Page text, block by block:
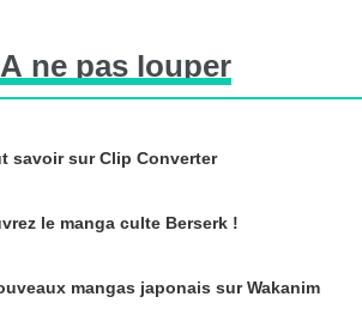
À ne pas louper
savoir sur Clip Converter
le manga culte Berserk !
mangas japonais sur Wakanim